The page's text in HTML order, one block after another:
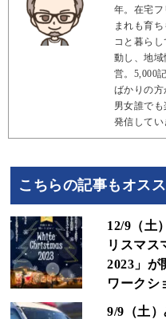
年。在宅
まれも育
コと暮ら
動し、地
営。5,000
ばかりの
男女誰で
発信してい
こちらの記事もオス
12/9（土
リスマス
2023」が
ワークシ
9/9（土